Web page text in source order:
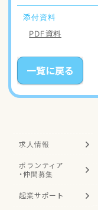
添付資料
PDF資料
一覧に戻る
求人情報
ボランティア
・仲間募集
起業サポート